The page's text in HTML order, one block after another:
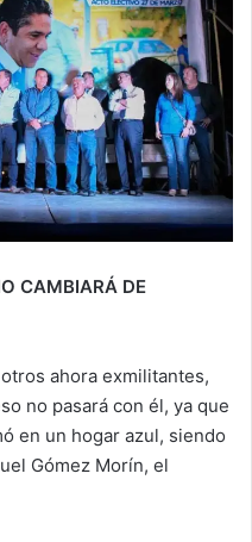
CAMBIARÁ DE
ahora exmilitantes,
no pasará con él, ya que
en un hogar azul, siendo
Gómez Morín, el